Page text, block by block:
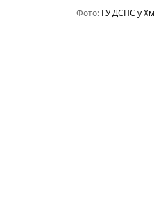
Фото: ГУ ДСНС у